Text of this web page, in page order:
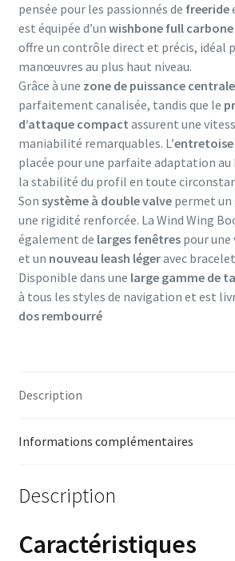
pensée pour les passionnés de freeride
est équipée d’un wishbone full
offre un contrôle direct et précis, idéal
manœuvres au plus haut niveau.
Grâce à une zone de puissance centrale
parfaitement canalisée, tandis que le
d’attaque compact assurent une
maniabilité remarquables. L’
placée pour une parfaite adaptation
la stabilité du profil en toute
Son système à double valvepermet un
une rigidité renforcée. La Wind Wing
également de larges fenêtrespour
et un nouveau leash légeravec
Disponible dans une large gamme de
à tous les styles de navigation et est
dos rembourré
Description
Informations complémentaires
Description
Caractéristiques